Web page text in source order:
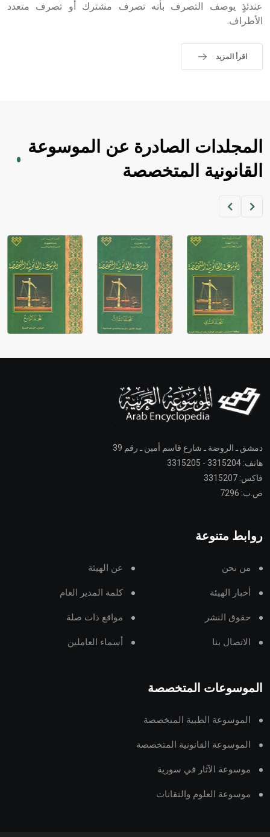
عندئذٍ يوصف التصرف بأنه تصرف مشترك أو تصرف متعدد
الأطراف.
اقرأ المزيد
المجلدات الصادرة عن الموسوعة
القانونية المتخصصة
دمشق ـ الروضة ـ شارع قاسم أمين ـ رقم 39
هاتف: 3315204 - 3315205
فاكس: 3315207
ص.ب: 7296
روابط متنوعة
من نحن عن الهيئة
أخبار الهيئة كلمة المدير العام
حقوق النشر مواقع ذات صلة
الاتصال بنا أسماء العاملين
الموسوعات المتخصصة
الموسوعة الطبية المتخصصة
الموسوعة القانونية المتخصصة
موسوعة الآثار في سورية
موسوعة العلوم والتقانات